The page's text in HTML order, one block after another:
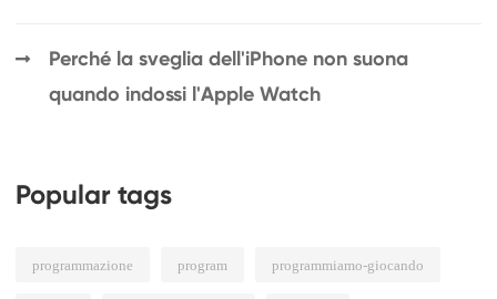
Perché la sveglia dell'iPhone non suona
quando indossi l'Apple Watch
Popular tags
programmazione program programmiamo-giocando